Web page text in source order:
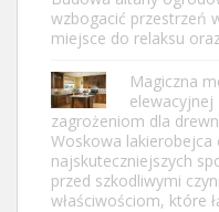
wzbogacić przestrzeń
miejsce do relaksu
Magiczna
elewacyjnej
zagrożeniom dla
Woskowa
najskuteczniejszych
przed szkodliwymi
właściwościom, które